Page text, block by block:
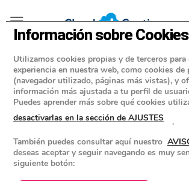
BLOG»CONSEJOS Y HERRAMIENTAS PARA
Cómo contabilizar el Kit
Información sobre Cookies
Utilizamos cookies propias y de terceros
experiencia en nuestra web, como cookies de
(navegador utilizado, páginas más vistas), y
información más ajustada a tu perfil de
Puedes aprender más sobre qué cookies
desactivarlas en la sección de AJUSTES
.
También puedes consultar aquí nuestro
deseas aceptar y seguir navegando es muy
siguiente botón: